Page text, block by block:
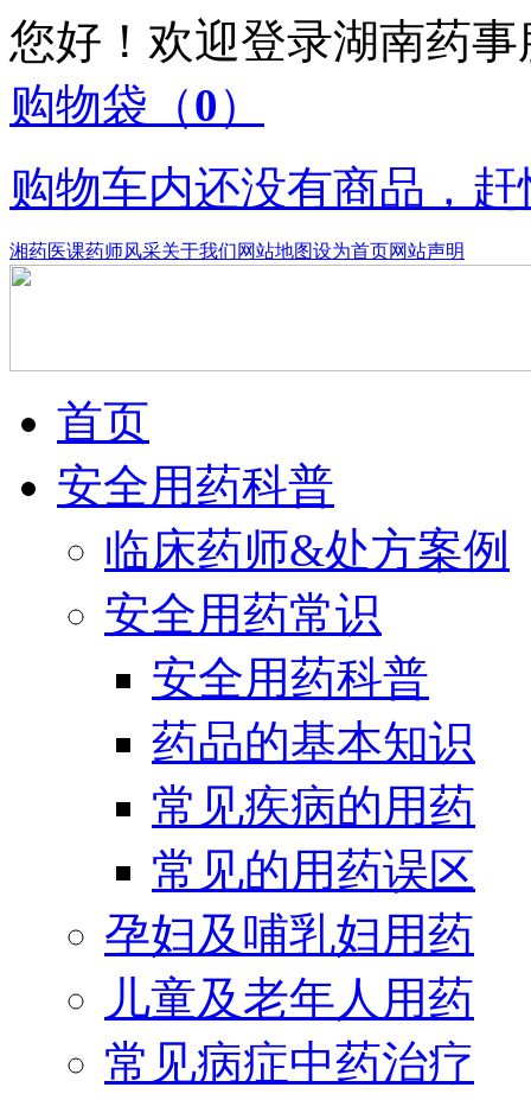
您好！欢迎登录湖南药
购物袋 （0）
购物车内还没有商品，
湘药医课药师风采关于我们网站地图设为首页网站声明
首页
安全用药科普
临床药师&处方案例
安全用药常识
安全用药科普
药品的基本知识
常见疾病的用药
常见的用药误区
孕妇及哺乳妇用药
儿童及老年人用药
常见病症中药治疗